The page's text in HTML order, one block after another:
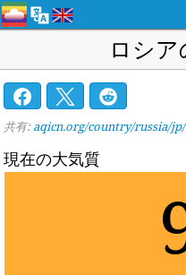
ロシ
共有: aqicn.org/country/russia/jp/
現在の大気質